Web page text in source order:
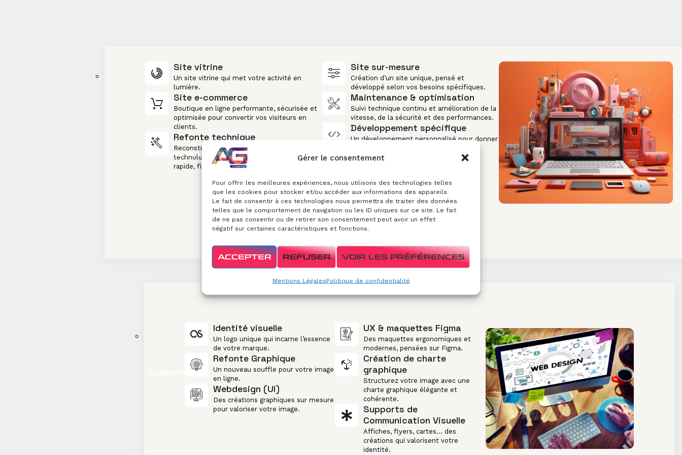
Gérer le consentement
Pour offrir les meilleures expériences, nous utilisons des technologies telles
que les cookies pour stocker et/ou accéder aux informations des appareils.
Le fait de consentir à ces technologies nous permettra de traiter des données
telles que le comportement de navigation ou les ID uniques sur ce site. Le fait
de ne pas consentir ou de retirer son consentement peut avoir un effet
négatif sur certaines caractéristiques et fonctions.
ACCEPTER REFUSER VOIR LES PRÉFÉRENCES
Mentions LégalesPolitique de confidentialité
Site vitrine
Un site vitrine qui met votre activité en
lumière.
Site e-commerce
Boutique en ligne performante, sécurisée et
optimisée pour convertir vos visiteurs en
clients.
Refonte technique
Reconstruction technique avec des
technologies modernes pour un site plus
rapide, fiable et évolutif.
Site sur-mesure
Création d’un site unique, pensé et
développé selon vos besoins spécifiques.
Maintenance & optimisation
Suivi technique continu et amélioration de la
vitesse, de la sécurité et des performances.
Développement spécifique
Un développement personnalisé pour donner
GRAPHISME ET WEB DESIGN
Identité visuelle
Un logo unique qui incarne l’essence
de votre marque.
Refonte Graphique
Un nouveau souffle pour votre image
en ligne.
Webdesign (UI)
Des créations graphiques sur mesure
pour valoriser votre image.
UX & maquettes Figma
Des maquettes ergonomiques et
modernes, pensées sur Figma.
Création de charte
graphique
Structurez votre image avec une
charte graphique élégante et
cohérente.
Supports de
Communication Visuelle
Affiches, flyers, cartes… des
créations qui valorisent votre
identité.
FORMATIONS